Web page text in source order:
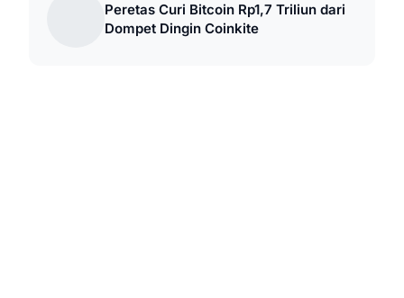
Peretas Curi Bitcoin Rp1,7 Triliun dari
Dompet Dingin Coinkite